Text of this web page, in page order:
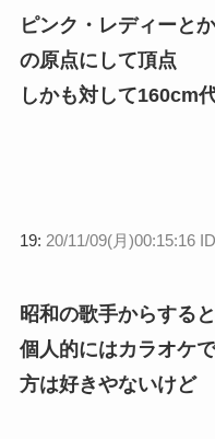
ピンク・レディーと
の原点にして頂点
しかも対して160cm
19: 20/11/09(月)00:15:16
昭和の歌手からする
個人的にはカラオケ
方は好きやないけど